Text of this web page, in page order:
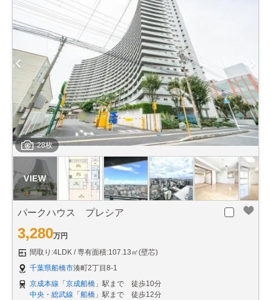
28枚
パークハウス プレシア
3,280万円
間取り:4LDK
専有面積:107.13㎡(壁芯)
千葉県船橋市湊町2丁目8-1
京成本線 「 京成船橋 」駅まで 徒歩10分
中央・総武線 「 船橋 」駅まで 徒歩12分